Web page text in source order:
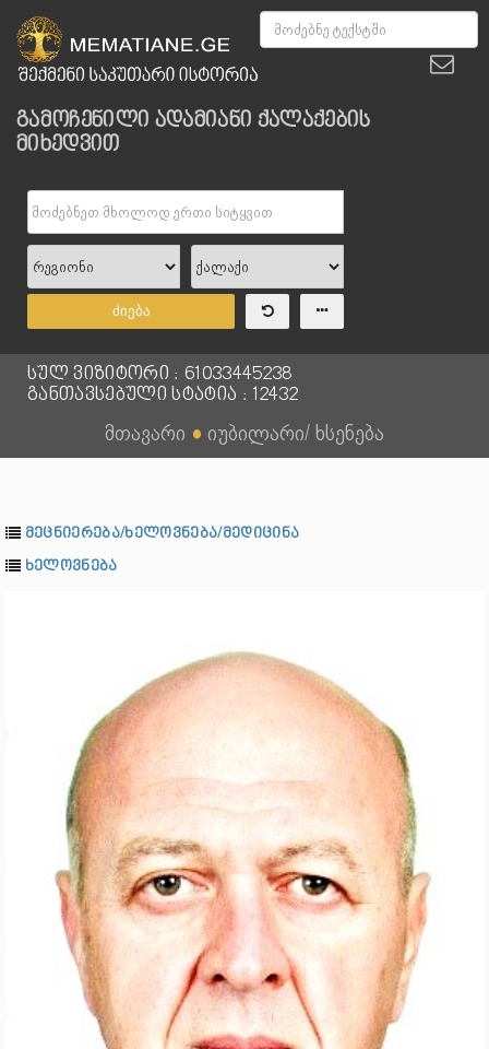
გამოჩენილი ადამიანი ქალაქების
მიხედვით
ძიება
სულ ვიზიტორი : 61033445238
განთავსებული სტატია : 12432
მთავარი ● იუბილარი/ ხსენება
მეცნიერება/ხელოვნება/მედიცინა
ხელოვნება